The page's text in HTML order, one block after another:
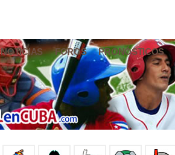
NOTICIAS FOROS PRONÓSTICOS